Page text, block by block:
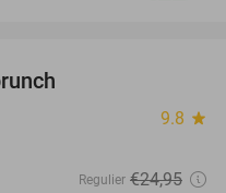
9.8 star
Regulier €24,95